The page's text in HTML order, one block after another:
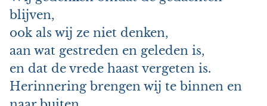
blijven,
ook als wij ze niet denken,
aan wat gestreden en geleden is,
en dat de vrede haast vergeten is.
Herinnering brengen wij te binnen en